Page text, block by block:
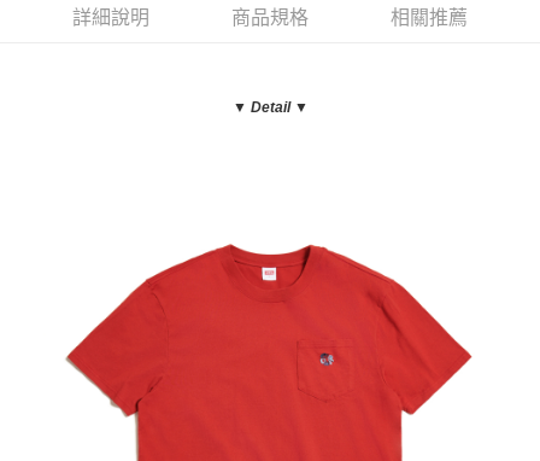
詳細說明 商品規格 相關推薦
▼ Detail ▼